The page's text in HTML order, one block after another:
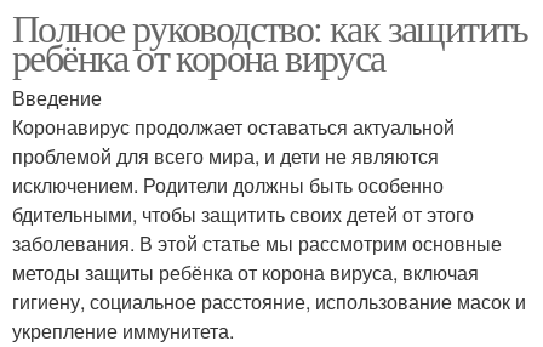
Полное руководство: как защитить
ребёнка от корона вируса
Введение
Коронавирус продолжает оставаться актуальной
проблемой для всего мира, и дети не являются
исключением. Родители должны быть особенно
бдительными, чтобы защитить своих детей от этого
заболевания. В этой статье мы рассмотрим основные
методы защиты ребёнка от корона вируса, включая
гигиену, социальное расстояние, использование масок и
укрепление иммунитета.